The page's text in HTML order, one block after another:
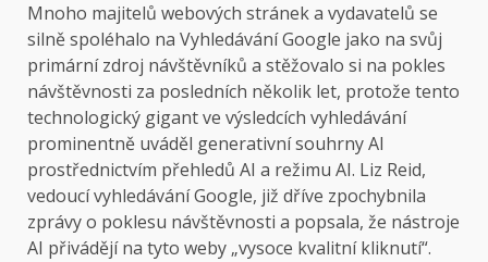
Mnoho majitelů webových stránek a vydavatelů se
silně spoléhalo na Vyhledávání Google jako na svůj
primární zdroj návštěvníků a stěžovalo si na pokles
návštěvnosti za posledních několik let, protože tento
technologický gigant ve výsledcích vyhledávání
prominentně uváděl generativní souhrny AI
prostřednictvím přehledů AI a režimu AI. Liz Reid,
vedoucí vyhledávání Google, již dříve zpochybnila
zprávy o poklesu návštěvnosti a popsala, že nástroje
AI přivádějí na tyto weby „vysoce kvalitní kliknutí“.